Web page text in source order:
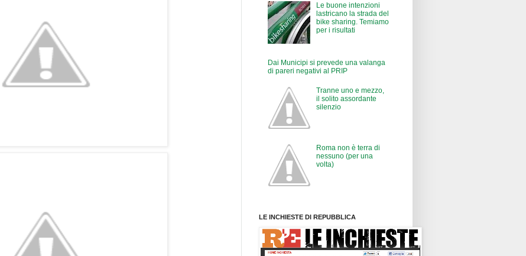
Le buone intenzioni
lastricano la strada del
bike sharing. Temiamo
per i risultati
Dai Municipi si prevede una valanga
di pareri negativi al PRIP
Tranne uno e mezzo,
il solito assordante
silenzio
Roma non è terra di
nessuno (per una
volta)
LE INCHIESTE DI REPUBBLICA